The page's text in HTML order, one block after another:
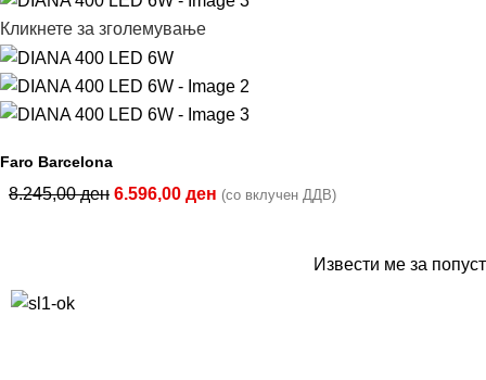
Кликнете за зголемување
Faro Barcelona
8.245,00ден 6.596,00 ден (со вклучен ДДВ)
Извести ме за попуст